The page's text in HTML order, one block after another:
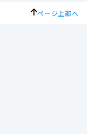
ページ上部へ